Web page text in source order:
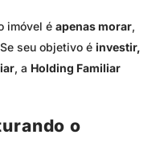
imóvel é apenas morar,
seu objetivo é investir,
, a Holding Familiar
o